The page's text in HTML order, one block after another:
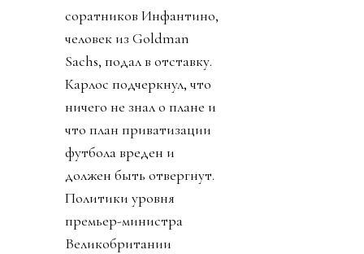
соратников Инфантино,
человек из Goldman
Sachs, подал в отставку.
Карлос подчеркнул, что
ничего не знал о плане и
что план приватизации
футбола вреден и
должен быть отвергнут.
Политики уровня
премьер-министра
Великобритании